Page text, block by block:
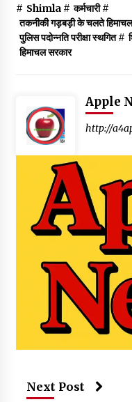
# Shimla# कर्मचारी#
तकनीकी गड़बड़ी के चलते हिमाचल
पुलिस पदोन्नति परीक्षा स्थगित#
हिमाचल सरकार
Apple
http://
Next Post